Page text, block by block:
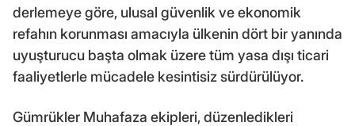
derlemeye göre, ulusal güvenlik ve ekonomik
refahın korunması amacıyla ülkenin dört bir yanında
uyuşturucu başta olmak üzere tüm yasa dışı ticari
faaliyetlerle mücadele kesintisiz sürdürülüyor.
Gümrükler Muhafaza ekipleri, düzenledikleri